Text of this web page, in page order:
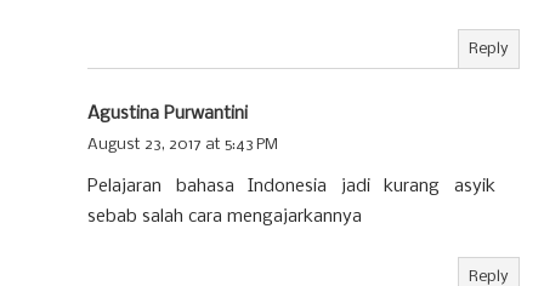
Reply
Agustina Purwantini
August 23, 2017 at 5:43 PM
Pelajaran bahasa Indonesia jadi kurang asyik
sebab salah cara mengajarkannya
Reply